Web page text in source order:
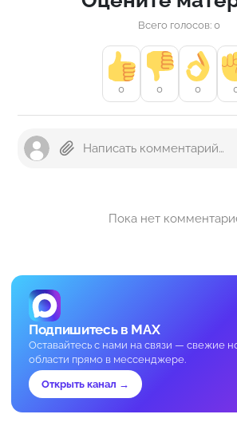
Всего голосов: 0
0 0 0
Пока нет
Подпишитесь в MAX
Оставайтесь с нами на связи — свежие
области прямо в мессенджере.
Открыть канал →